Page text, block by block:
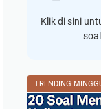
Klik di sini
TRENDING